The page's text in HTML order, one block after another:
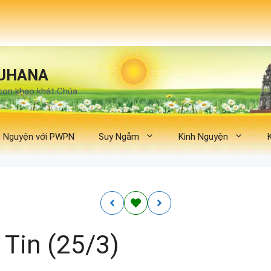
khao khát Chúa
Nguyện với PWPN Suy Ngẫm Kinh Nguyện
Tin (25/3)